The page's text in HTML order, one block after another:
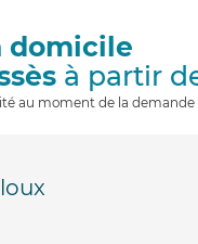
domicile
à partir
au moment de la demande